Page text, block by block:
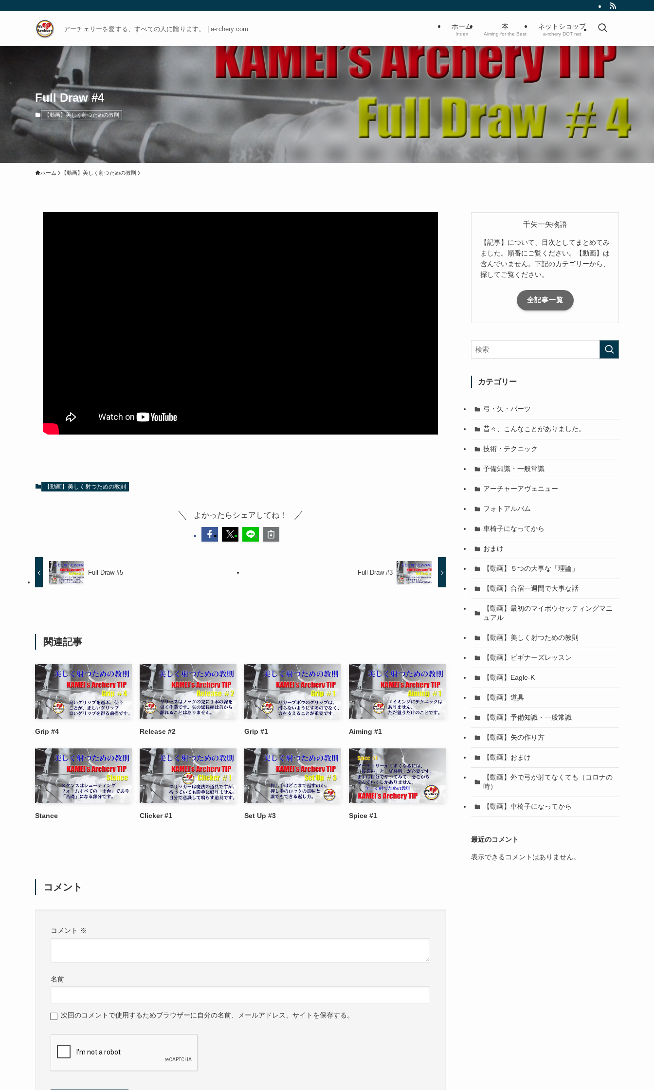
アーチェリーを愛する、すべての人に贈ります。 | a-rchery.com ホーム
Index
本
Aiming for the Best
ネットショップ
a-rchery DOT net
Full Draw #4
【動画】美しく射つための教則
ホーム 【動画】美しく射つための教則
【動画】美しく射つための教則
よかったらシェアしてね！
Full Draw #5 Full Draw #3
関連記事
Grip #4 Release #2 Grip #1 Aiming #1
Stance Clicker #1 Set Up #3 Spice #1
コメント
コメント ※
名前
次回のコメントで使用するためブラウザーに自分の名前、メールアドレス、サイトを保存する。
千矢一矢物語
【記事】について、目次としてまとめてみ
ました。順番にご覧ください。【動画】は
含んでいません。下記のカテゴリーから、
探してご覧ください。
全記事一覧
カテゴリー
弓・矢・パーツ
昔々、こんなことがありました。
技術・テクニック
予備知識・一般常識
アーチャーアヴェニュー
フォトアルバム
車椅子になってから
おまけ
【動画】５つの大事な「理論」
【動画】合宿一週間で大事な話
【動画】最初のマイボウセッティングマニ
ュアル
【動画】美しく射つための教則
【動画】ビギナーズレッスン
【動画】Eagle-K
【動画】道具
【動画】予備知識・一般常識
【動画】矢の作り方
【動画】おまけ
【動画】外で弓が射てなくても（コロナの
時）
【動画】車椅子になってから
最近のコメント
表示できるコメントはありません。